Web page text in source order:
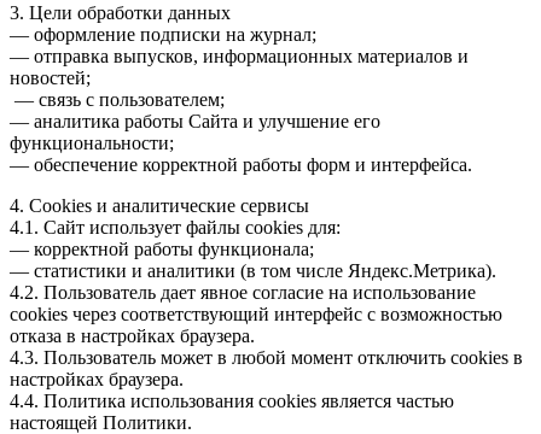
3. Цели обработки данных
— оформление подписки на журнал;
— отправка выпусков, информационных материалов и
новостей;
— связь с пользователем;
— аналитика работы Сайта и улучшение его
функциональности;
— обеспечение корректной работы форм и интерфейса.
4. Cookies и аналитические сервисы
4.1. Сайт использует файлы cookies для:
— корректной работы функционала;
— статистики и аналитики (в том числе Яндекс.Метрика).
4.2. Пользователь дает явное согласие на использование
cookies через соответствующий интерфейс с возможностью
отказа в настройках браузера.
4.3. Пользователь может в любой момент отключить cookies в
настройках браузера.
4.4. Политика использования cookies является частью
настоящей Политики.